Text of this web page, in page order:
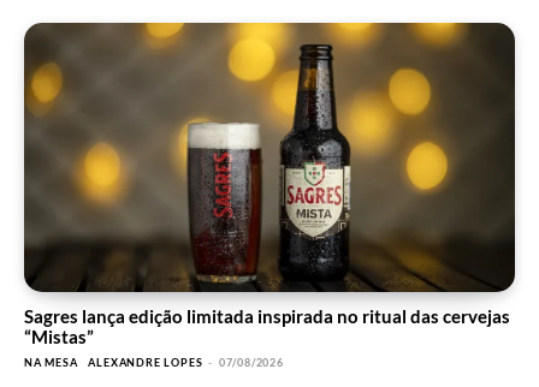
Sagres lança edição limitada inspirada no ritual das cervejas
“Mistas”
NA MESA ALEXANDRE LOPES - 07/08/2026